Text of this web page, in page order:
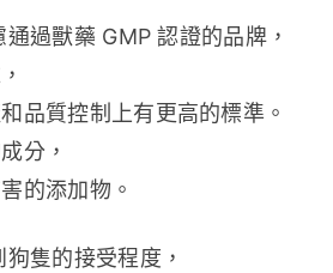
通過獸藥 GMP 認證的品牌，
品質控制上有更高的標準。
分，
的添加物。
狗隻的接受程度，